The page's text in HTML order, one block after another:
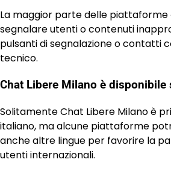
La maggior parte delle
segnalare utenti o contenuti
pulsanti di segnalazione o contatti
tecnico.
Chat Libere Milano è disponibile
Solitamente Chat Libere Milano è
italiano, ma alcune piattaforme
anche altre lingue per favorire la
utenti internazionali.